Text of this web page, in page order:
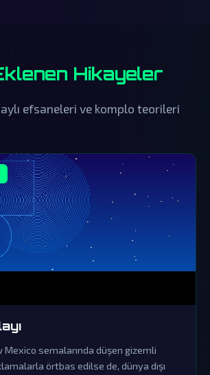
Hikayeler
efsaneleri ve komplo teorileri
Mexico semalarında düşen gizemli
örtbas edilse de, dünya dışı